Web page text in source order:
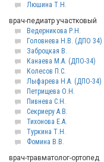
Люшина Т.Н.
врач-педиатр участковый
Ведерникова Р.Н.
Головнева Н.В. (ДПО 34)
Заброцкая В.
Канаева М.А. (ДПО-34)
Колесов П.С.
Лыфарева Н.А. (ДПО-34)
Петрищева О.Н.
Пивнева С.Н.
Секриеру А.В.
Тихонова Е.А.
Туркина Т.Н.
Фомина В.В.
врач-травматолог-ортопед